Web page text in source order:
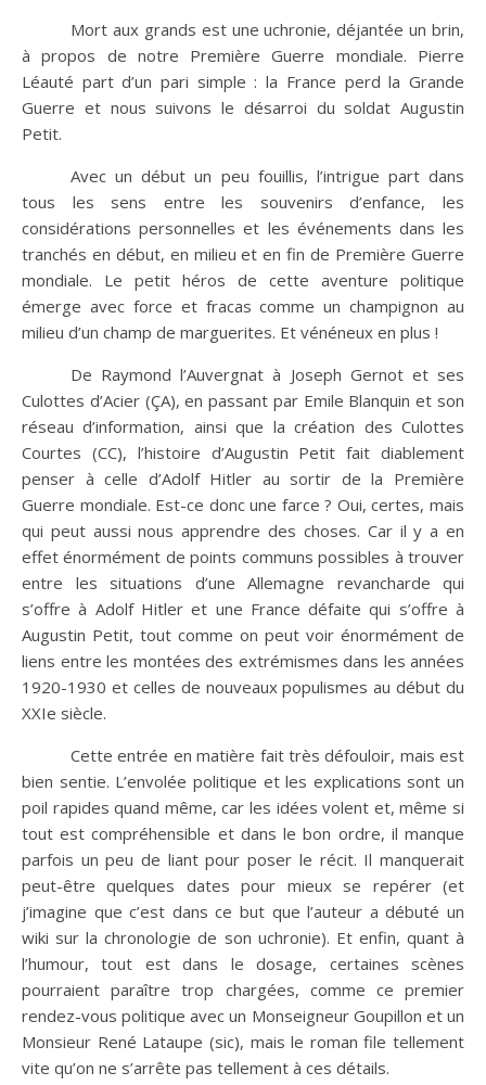
Mort aux grands est une uchronie, déjantée un brin,
à propos de notre Première Guerre mondiale. Pierre
Léauté part d’un pari simple : la France perd la Grande
Guerre et nous suivons le désarroi du soldat Augustin
Petit.
Avec un début un peu fouillis, l’intrigue part dans
tous les sens entre les souvenirs d’enfance, les
considérations personnelles et les événements dans les
tranchés en début, en milieu et en fin de Première Guerre
mondiale. Le petit héros de cette aventure politique
émerge avec force et fracas comme un champignon au
milieu d’un champ de marguerites. Et vénéneux en plus !
De Raymond l’Auvergnat à Joseph Gernot et ses
Culottes d’Acier (ÇA), en passant par Emile Blanquin et son
réseau d’information, ainsi que la création des Culottes
Courtes (CC), l’histoire d’Augustin Petit fait diablement
penser à celle d’Adolf Hitler au sortir de la Première
Guerre mondiale. Est-ce donc une farce ? Oui, certes, mais
qui peut aussi nous apprendre des choses. Car il y a en
effet énormément de points communs possibles à trouver
entre les situations d’une Allemagne revancharde qui
s’offre à Adolf Hitler et une France défaite qui s’offre à
Augustin Petit, tout comme on peut voir énormément de
liens entre les montées des extrémismes dans les années
1920-1930 et celles de nouveaux populismes au début du
XXIe siècle.
Cette entrée en matière fait très défouloir, mais est
bien sentie. L’envolée politique et les explications sont un
poil rapides quand même, car les idées volent et, même si
tout est compréhensible et dans le bon ordre, il manque
parfois un peu de liant pour poser le récit. Il manquerait
peut-être quelques dates pour mieux se repérer (et
j’imagine que c’est dans ce but que l’auteur a débuté un
wiki sur la chronologie de son uchronie). Et enfin, quant à
l’humour, tout est dans le dosage, certaines scènes
pourraient paraître trop chargées, comme ce premier
rendez-vous politique avec un Monseigneur Goupillon et un
Monsieur René Lataupe (sic), mais le roman file tellement
vite qu’on ne s’arrête pas tellement à ces détails.